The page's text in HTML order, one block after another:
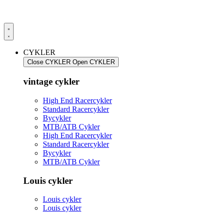
CYKLER
Close CYKLER Open CYKLER
vintage cykler
High End Racercykler
Standard Racercykler
Bycykler
MTB/ATB Cykler
High End Racercykler
Standard Racercykler
Bycykler
MTB/ATB Cykler
Louis cykler
Louis cykler
Louis cykler